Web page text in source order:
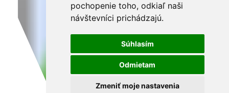
pochopenie toho, odkiaľ naši
návštevníci prichádzajú.
Súhlasím
Odmietam
Zmeniť moje nastavenia